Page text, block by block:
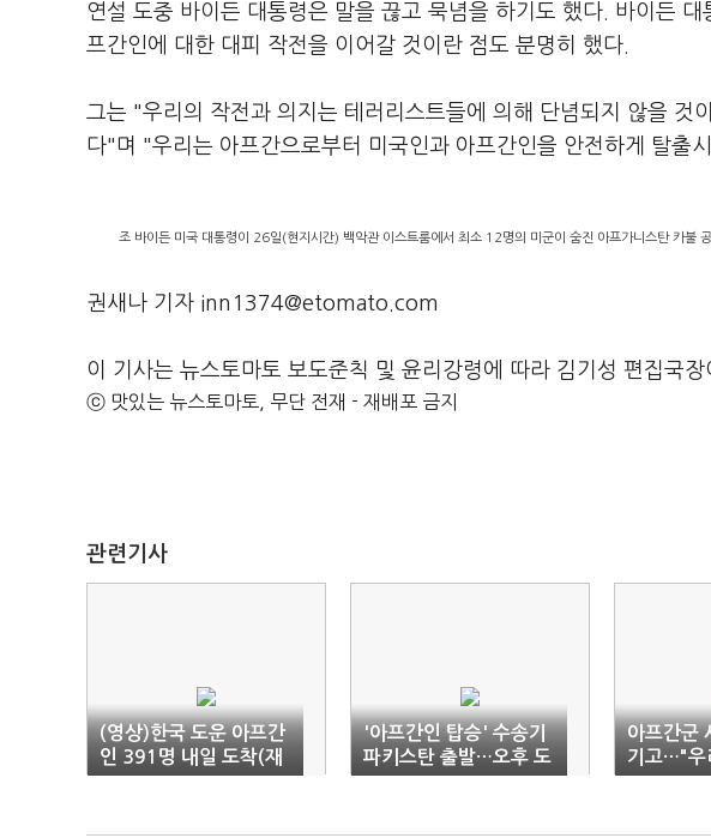
연설 도중 바이든 대통령은 말을 끊고 묵념을 하기도 했다. 바이든
프간인에 대한 대피 작전을 이어갈 것이란 점도 분명히 했다.
그는 "우리의 작전과 의지는 테러리스트들에 의해 단념되지 않을 것
다"며 "우리는 아프간으로부터 미국인과 아프간인을 안전하게 탈출
조 바이든 미국 대통령이 26일(현지시간) 백악관 이스트룸에서 최소 12명의 미군이 숨진 아프가니스탄 카불
권새나 기자 inn1374@etomato.com
이 기사는 뉴스토마토 보도준칙 및 윤리강령에 따라 김기성 편집국장
ⓒ 맛있는 뉴스토마토, 무단 전재 - 재배포 금지
관련기사
(영상)한국 도운 아프간
인 391명 내일 도착(재
종합)
'아프간인 탑승' 수송기
파키스탄 출발…오후 도
착
아프간군
기고…"우
다"